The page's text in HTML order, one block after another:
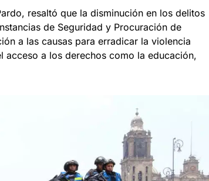
resaltó que la disminución en los delitos
de Seguridad y Procuración de
a las causas para erradicar la violencia
acceso a los derechos como la educación,